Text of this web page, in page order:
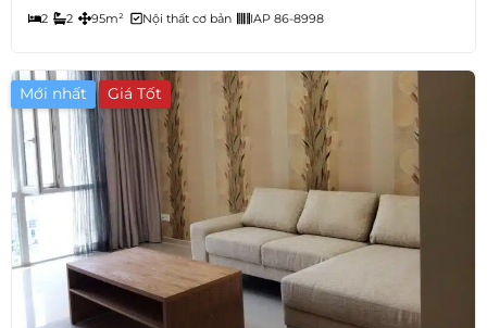
2 2 95m² Nội thất cơ bản IAP 86-8998
Mới nhất Giá Tốt